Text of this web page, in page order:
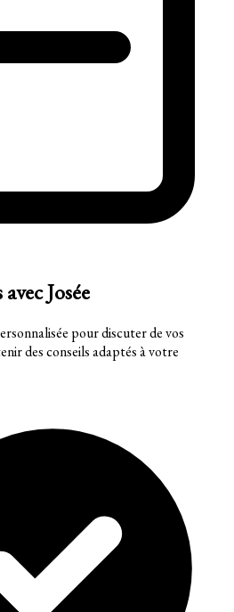
Josée
pour discuter de vos
des conseils adaptés à votre